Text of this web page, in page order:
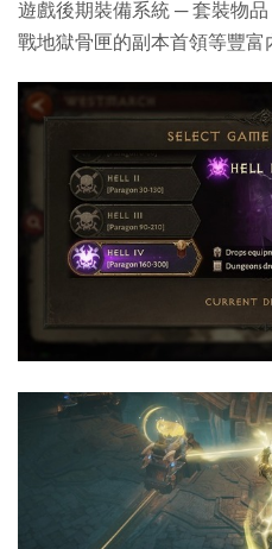
遊戲後期裝備系統 ─ 套裝物
戰地獄骨匣的副本首領等豐富